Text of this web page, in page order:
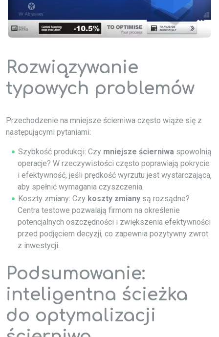
Rozwiązywanie
typowych problemów
Przechodzenie na mniejsze ścierniwa często wiąże się z
następującymi pytaniami:
Szybkość produkcji: Czy mniejsze ścierniwa spowolnią
operacje? W rzeczywistości często poprawiają pokrycie
i efektywność, jeśli prędkość wyrzutu jest wystarczająca,
aby spełnić wymagania czyszczenia.
Koszty zmiany: Czy koszty zmiany są rozsądne?
Centra testowe pozwalają firmom na określenie
potencjalnych oszczędności i zwiększenia efektywności
przed podjęciem decyzji, co zapewnia pozytywny zwrot
z inwestycji.
Podsumowanie:
inteligentna ścieżka
do optymalizacji